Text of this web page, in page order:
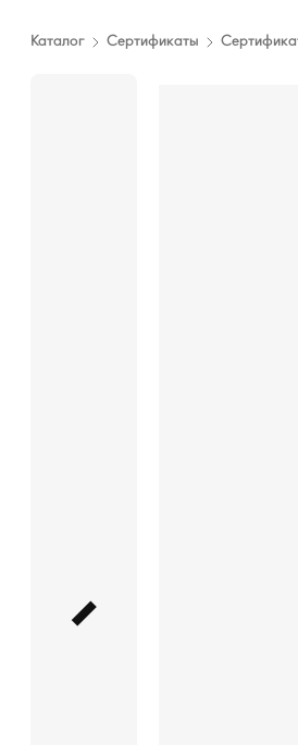
Каталог Сертификаты